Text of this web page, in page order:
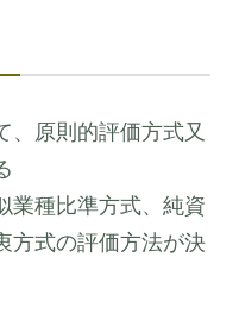
、原則的評価方式又
業種比準方式、純資
方式の評価方法が決